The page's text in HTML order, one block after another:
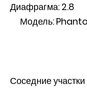
Диафрагма: 2.8
Модель:
Соседние